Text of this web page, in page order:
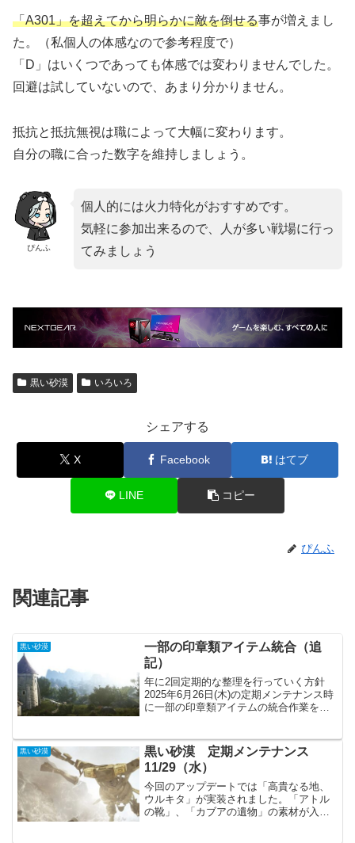
「A301」を超えてから明らかに敵を倒せる事が増えまし
た。（私個人の体感なので参考程度で）
「D」はいくつであっても体感では変わりませんでした。
回避は試していないので、あまり分かりません。
抵抗と抵抗無視は職によって大幅に変わります。
自分の職に合った数字を維持しましょう。
ぴんふ
個人的には火力特化がおすすめです。
気軽に参加出来るので、人が多い戦場に行っ
てみましょう
黒い砂漠 いろいろ
シェアする
X Facebook はてブ
LINE コピー
ぴんふ
関連記事
黒い砂漠
一部の印章類アイテム統合（追
記）
年に2回定期的な整理を行っていく方針
2025年6月26日(木)の定期メンテナンス時
に一部の印章類アイテムの統合作業を実
れています。「 フェスティバルの印章」
が追加で統...
黒い砂漠
黒い砂漠 定期メンテナンス
11/29（水）
今回のアップデートでは「高貴なる地、
ウルキタ」が実装されました。「アトル
の靴」、「カブアの遺物」の素材が入手